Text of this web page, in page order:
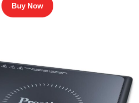
Buy Now